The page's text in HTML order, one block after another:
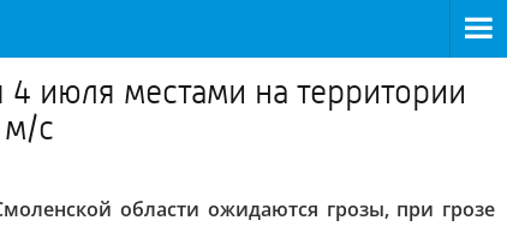
июля местами на территории
м/с
области ожидаются грозы, при грозе